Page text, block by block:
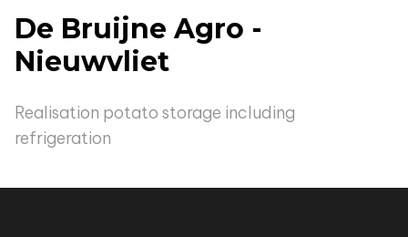
De Bruijne Agro -
Nieuwvliet
Realisation potato storage including
refrigeration